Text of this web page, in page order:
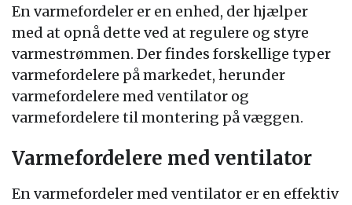
En varmefordeler er en enhed, der hjælper
med at opnå dette ved at regulere og styre
varmestrømmen. Der findes forskellige typer
varmefordelere på markedet, herunder
varmefordelere med ventilator og
varmefordelere til montering på væggen.
Varmefordelere med ventilator
En varmefordeler med ventilator er en effektiv